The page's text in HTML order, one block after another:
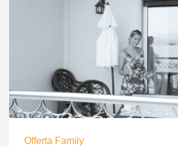
Offerta Family